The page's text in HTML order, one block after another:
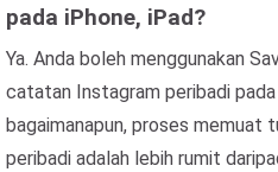
pada iPhone, iPad?
Ya. Anda boleh menggunakan
catatan Instagram peribadi
bagaimanapun, proses memuat
peribadi adalah lebih rumit